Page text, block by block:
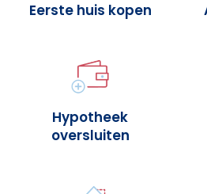
Eerste huis kopen
Hypotheek
oversluiten